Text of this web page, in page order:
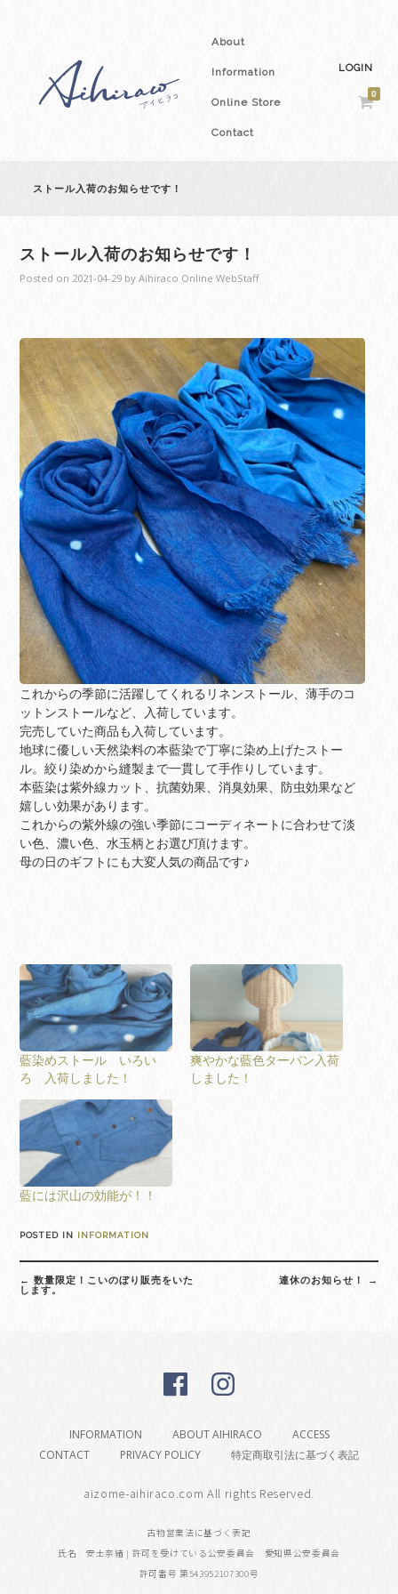
About
Information
Online Store
Contact
LOGIN
0
ストール入荷のお知らせです！
ストール入荷のお知らせです！
Posted on 2021-04-29 byAihiraco Online WebStaff
これからの季節に活躍してくれるリネンストール、薄手のコ
ットンストールなど、入荷しています。
完売していた商品も入荷しています。
地球に優しい天然染料の本藍染で丁寧に染め上げたストー
ル。絞り染めから縫製まで一貫して手作りしています。
本藍染は紫外線カット、抗菌効果、消臭効果、防虫効果など
嬉しい効果があります。
これからの紫外線の強い季節にコーディネートに合わせて淡
い色、濃い色、水玉柄とお選び頂けます。
母の日のギフトにも大変人気の商品です♪
藍染めストール いろい
ろ 入荷しました！
爽やかな藍色ターバン入荷
しました！
藍には沢山の効能が！！
POSTED IN INFORMATION
Post
navigation
← 数量限定！こいのぼり販売をいた
します。
連休のお知らせ！ →
INFORMATION ABOUT AIHIRACO
ACCESS
CONTACT
PRIVACY POLICY 特定商取引法に基づく表記
aizome-aihiraco.com All rights Reserved.
古物営業法に基づく表記
氏名 安土奈緒 | 許可を受けている公安委員会 愛知県公安委員会
許可番号 第543952107300号